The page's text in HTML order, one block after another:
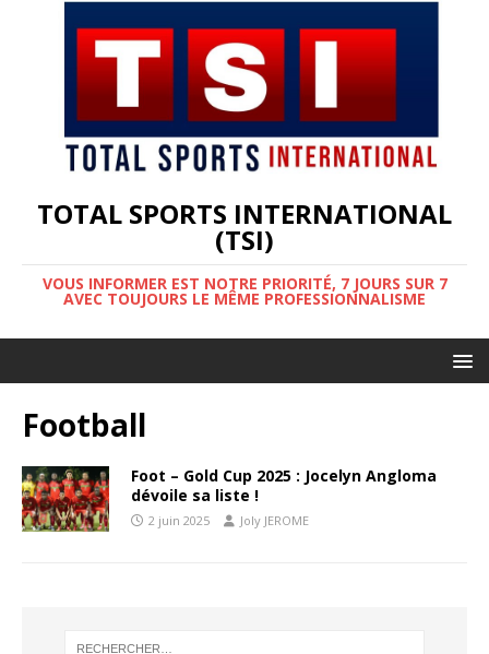
TOTAL SPORTS INTERNATIONAL
(TSI)
VOUS INFORMER EST NOTRE PRIORITÉ, 7 JOURS SUR 7
AVEC TOUJOURS LE MÊME PROFESSIONNALISME
Football
Foot – Gold Cup 2025 : Jocelyn Angloma
dévoile sa liste !
2 juin 2025 Joly JEROME